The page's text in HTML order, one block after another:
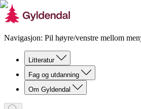
Navigasjon: Pil høyre/venstre mellom
Litteratur
Fag og utdanning
Om Gyldendal